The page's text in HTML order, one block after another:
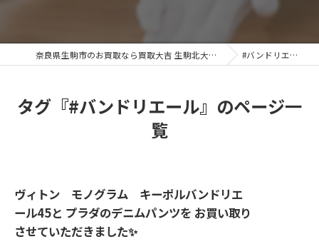
奈良県生駒市のお買取なら買取大吉 生駒北大和店 #バンドリエール
タグ『#バンドリエール』のページ一
覧
ヴィトン モノグラム キーポルバンドリエ
ール45と プラダのデニムパンツを お買い取り
させていただきました✨